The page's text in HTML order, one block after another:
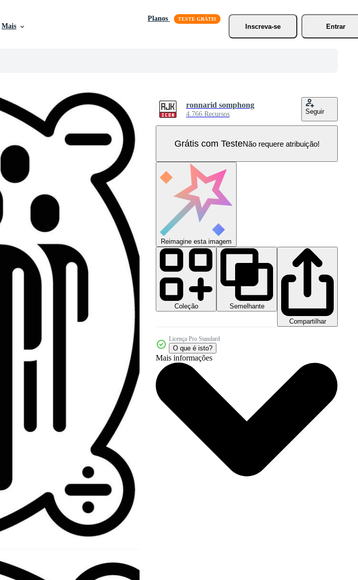
Mais
Planos
Inscreva-se
Entrar
ronnarid somphong
4.766 Recursos Seguir
Grátis com TesteNão requere atribuição!
Reimagine esta imagem
Coleção
Semelhante
Compartilhar
Licença Pro Standard
O que é isto?
Mais informações